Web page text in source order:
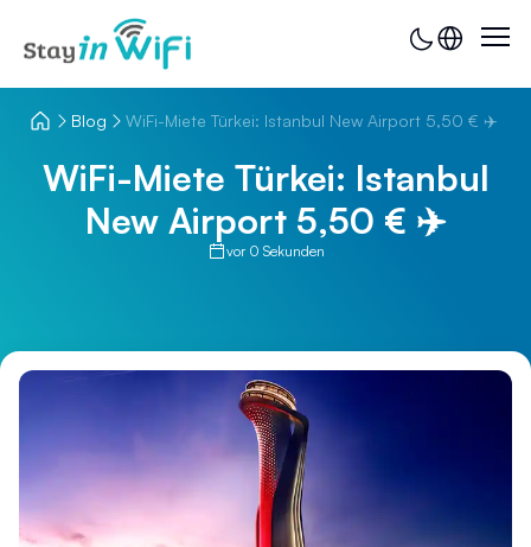
Blog WiFi-Miete Türkei: Istanbul New Airport 5,50 € ✈️
WiFi-Miete Türkei: Istanbul
New Airport 5,50 € ✈️
vor 0 Sekunden